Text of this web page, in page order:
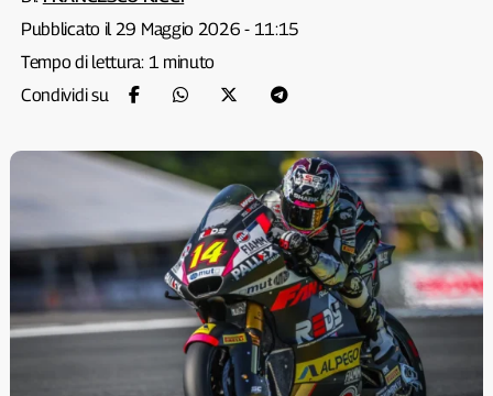
Pubblicato il 29 Maggio 2026 - 11:15
Tempo di lettura: 1 minuto
Condividi su